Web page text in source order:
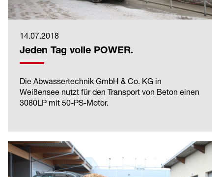
14.07.2018
Jeden Tag volle POWER.
Die Abwassertechnik GmbH & Co. KG in
Weißensee nutzt für den Transport von Beton einen
3080LP mit 50-PS-Motor.